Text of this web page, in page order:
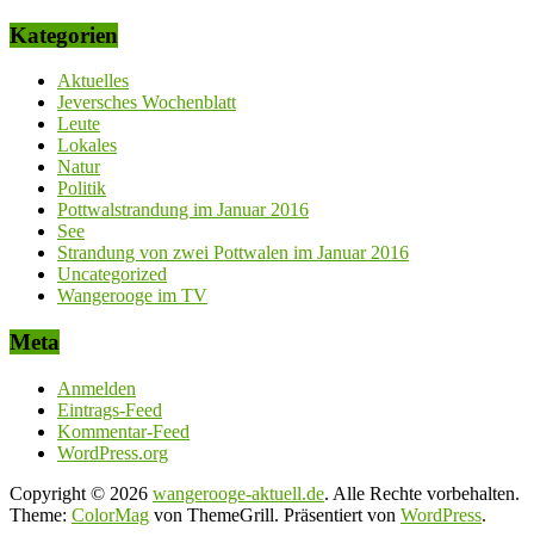
Kategorien
Aktuelles
Jeversches Wochenblatt
Leute
Lokales
Natur
Politik
Pottwalstrandung im Januar 2016
See
Strandung von zwei Pottwalen im Januar 2016
Uncategorized
Wangerooge im TV
Meta
Anmelden
Eintrags-Feed
Kommentar-Feed
WordPress.org
Copyright © 2026 wangerooge-aktuell.de. Alle Rechte vorbehalten.
Theme: ColorMag von ThemeGrill. Präsentiert von WordPress.